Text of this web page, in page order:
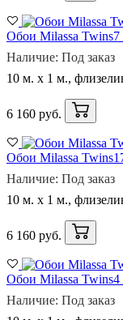
Обои Milassa Twins7
Наличие: Под заказ
10 м. x 1 м.,
6 160 руб.
Обои Milassa
Наличие: Под заказ
10 м. x 1 м.,
6 160 руб.
Обои Milassa Twins4
Наличие: Под заказ